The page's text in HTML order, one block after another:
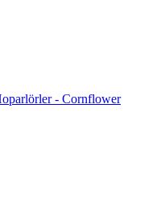
- Cornflower